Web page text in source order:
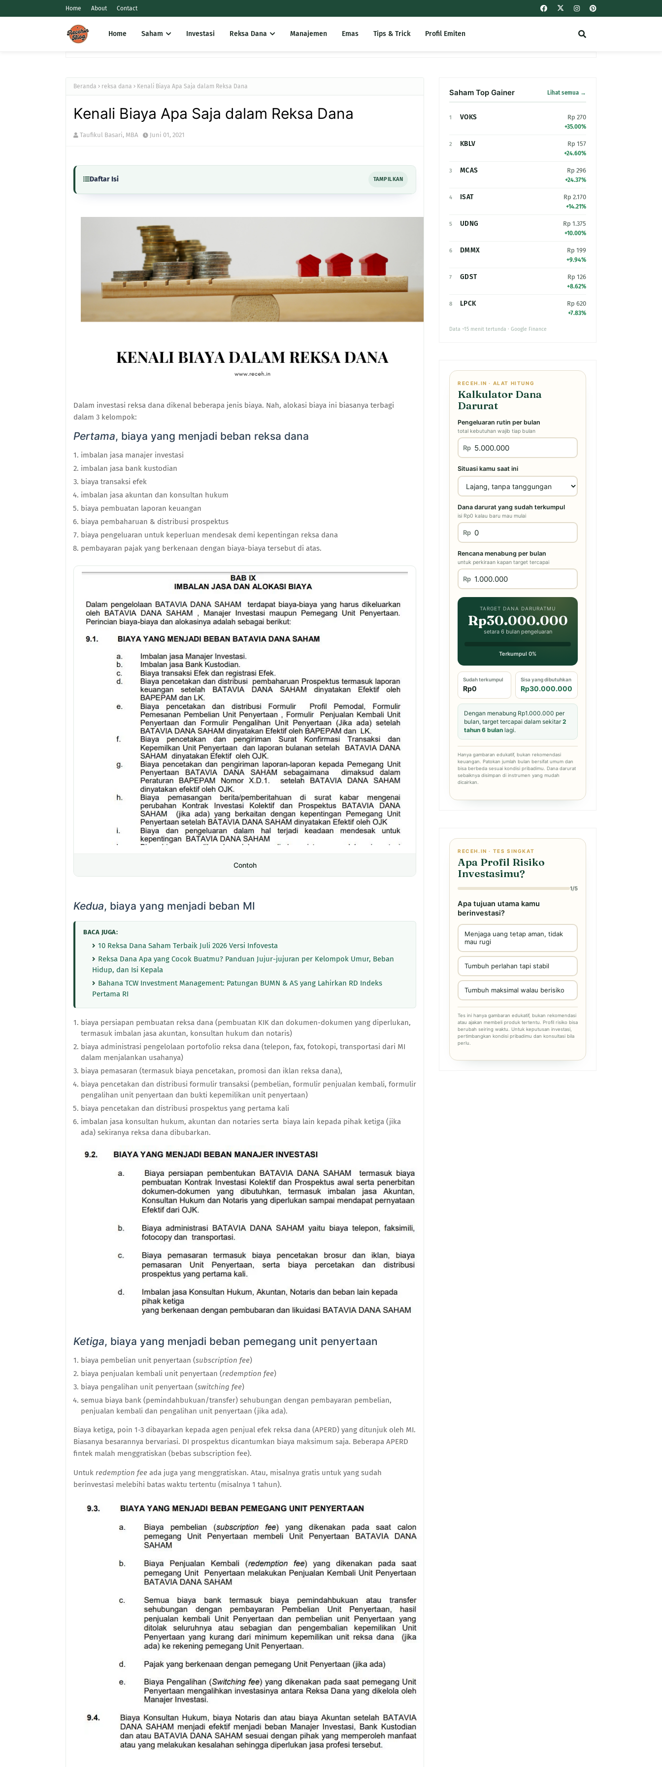
Home About Contact
Home Saham Investasi Reksa Dana Manajemen Emas Tips & Trick Profil Emiten
Beranda reksa dana Kenali Biaya Apa Saja dalam Reksa Dana
Kenali Biaya Apa Saja dalam Reksa Dana
Taufikul Basari, MBA Juni 01, 2021
Daftar Isi TAMPILKAN
Dalam investasi reksa dana dikenal beberapa jenis biaya. Nah, alokasi biaya ini biasanya terbagi
dalam 3 kelompok:
Pertama, biaya yang menjadi beban reksa dana
imbalan jasa manajer investasi
imbalan jasa bank kustodian
biaya transaksi efek
imbalan jasa akuntan dan konsultan hukum
biaya pembuatan laporan keuangan
biaya pembaharuan & distribusi prospektus
biaya pengeluaran untuk keperluan mendesak demi kepentingan reksa dana
pembayaran pajak yang berkenaan dengan biaya-biaya tersebut di atas.
Contoh
Kedua, biaya yang menjadi beban MI
BACA JUGA:
10 Reksa Dana Saham Terbaik Juli 2026 Versi Infovesta
Reksa Dana Apa yang Cocok Buatmu? Panduan Jujur-jujuran per Kelompok Umur, Beban
Hidup, dan Isi Kepala
Bahana TCW Investment Management: Patungan BUMN & AS yang Lahirkan RD Indeks
Pertama RI
biaya persiapan pembuatan reksa dana (pembuatan KIK dan dokumen-dokumen yang diperlukan,
termasuk imbalan jasa akuntan, konsultan hukum dan notaris)
biaya administrasi pengelolaan portofolio reksa dana (telepon, fax, fotokopi, transportasi dari MI
dalam menjalankan usahanya)
biaya pemasaran (termasuk biaya pencetakan, promosi dan iklan reksa dana),
biaya pencetakan dan distribusi formulir transaksi (pembelian, formulir penjualan kembali, formulir
pengalihan unit penyertaan dan bukti kepemilikan unit penyertaan)
biaya pencetakan dan distribusi prospektus yang pertama kali
imbalan jasa konsultan hukum, akuntan dan notaries serta biaya lain kepada pihak ketiga (jika
ada) sekiranya reksa dana dibubarkan.
Ketiga, biaya yang menjadi beban pemegang unit penyertaan
biaya pembelian unit penyertaan (subscription fee)
biaya penjualan kembali unit penyertaan (redemption fee)
biaya pengalihan unit penyertaan (switching fee)
semua biaya bank (pemindahbukuan/transfer) sehubungan dengan pembayaran pembelian,
penjualan kembali dan pengalihan unit penyertaan (jika ada).
Biaya ketiga, poin 1-3 dibayarkan kepada agen penjual efek reksa dana (APERD) yang ditunjuk oleh MI.
Biasanya besarannya bervariasi. DI prospektus dicantumkan biaya maksimum saja. Beberapa APERD
fintek malah menggratiskan (bebas subscription fee).
Untuk redemption fee ada juga yang menggratiskan. Atau, misalnya gratis untuk yang sudah
berinvestasi melebihi batas waktu tertentu (misalnya 1 tahun).
Saham Top Gainer Lihat semua →
1 VOKS Rp 270
+35.00%
2 KBLV Rp 157
+24.60%
3 MCAS Rp 296
+24.37%
4 ISAT Rp 2.170
+14.21%
5 UDNG Rp 1.375
+10.00%
6 DMMX Rp 199
+9.94%
7 GDST Rp 126
+8.62%
8 LPCK Rp 620
+7.83%
Data ~15 menit tertunda · Google Finance
RECEH.IN · ALAT HITUNG
Kalkulator Dana
Darurat
Pengeluaran rutin per bulan
total kebutuhan wajib tiap bulan
Rp
Situasi kamu saat ini
Dana darurat yang sudah terkumpul
isi Rp0 kalau baru mau mulai
Rp
Rencana menabung per bulan
untuk perkiraan kapan target tercapai
Rp
TARGET DANA DARURATMU
Rp30.000.000
setara 6 bulan pengeluaran
Terkumpul 0%
Sudah terkumpul
Rp0
Sisa yang dibutuhkan
Rp30.000.000
Dengan menabung Rp1.000.000 per
bulan, target tercapai dalam sekitar2
tahun 6 bulan lagi.
Hanya gambaran edukatif, bukan rekomendasi
keuangan. Patokan jumlah bulan bersifat umum dan
bisa berbeda sesuai kondisi pribadimu. Dana darurat
sebaiknya disimpan di instrumen yang mudah
dicairkan.
RECEH.IN · TES SINGKAT
Apa Profil Risiko
Investasimu?
1/5
Apa tujuan utama kamu
berinvestasi?
Menjaga uang tetap aman, tidak
mau rugi
Tumbuh perlahan tapi stabil
Tumbuh maksimal walau berisiko
Tes ini hanya gambaran edukatif, bukan rekomendasi
atau ajakan membeli produk tertentu. Profil risiko bisa
berubah seiring waktu. Untuk keputusan investasi,
pertimbangkan kondisi pribadimu dan konsultasi bila
perlu.